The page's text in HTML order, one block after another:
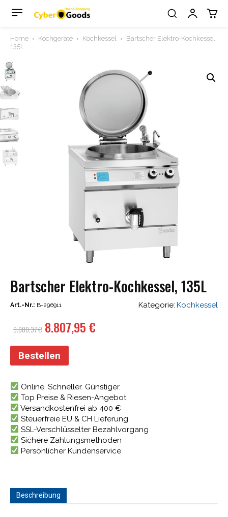
Home Kochgeräte Kochkessel
Bartscher Elektro-Kochkessel,
135L
Bartscher Elektro-Kochkessel, 135L
Art.-Nr.: B-296911 Kategorie: Kochkessel
9.080,37€ Ursprünglicher
Preis
war:
9.080,37 €
8.807,95€
Bestellen
Online. Schneller. Günstiger.
Top Preise & Riesen-Angebot
Versandkostenfrei ab 400 €
Steuerfreie EU & CH Lieferung
SSL-Verschlüsselter Bezahlvorgang
Sichere Zahlungsmethoden
Persönlicher Kundenservice
Beschreibung